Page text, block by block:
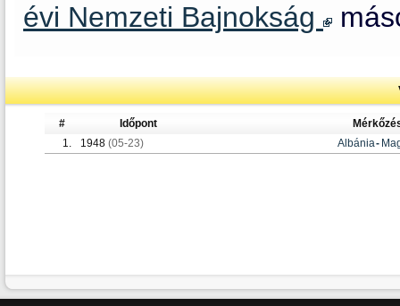
évi Nemzeti Bajnokság
# Időpont
1.
1948 (05-23) Albánia-